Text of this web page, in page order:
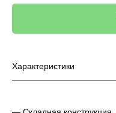
Характеристики